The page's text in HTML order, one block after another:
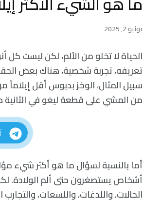
يونيو 2, 2025
الحياة لا تخلو من الألم، لكن ليست كل
تعريفه، تجربة شخصية، هناك بعض
سبيل المثال، الوخز بدبوس أقل
من المشي على قطعة ليغو في الثانية
أما بالنسبة لسؤال ما هو أكثر شيء
أشخاص يستصغرون حتى ألم الولادة.
الحالات، واللدغات، واللسعات،